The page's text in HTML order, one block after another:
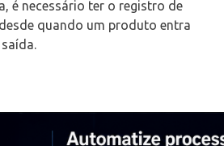
é necessário ter o registro de
quando um produto entra